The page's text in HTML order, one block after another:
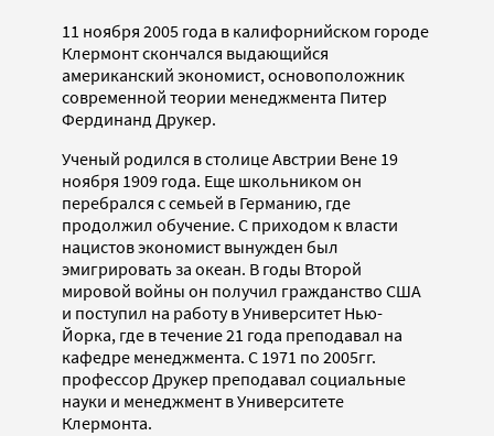
11 ноября 2005 года в калифорнийском городе
Клермонт скончался выдающийся
американский экономист, основоположник
современной теории менеджмента Питер
Фердинанд Друкер.
Ученый родился в столице Австрии Вене 19
ноября 1909 года. Еще школьником он
перебрался с семьей в Германию, где
продолжил обучение. С приходом к власти
нацистов экономист вынужден был
эмигрировать за океан. В годы Второй
мировой войны он получил гражданство США
и поступил на работу в Университет Нью-
Йорка, где в течение 21 года преподавал на
кафедре менеджмента. С 1971 по 2005гг.
профессор Друкер преподавал социальные
науки и менеджмент в Университете
Клермонта.